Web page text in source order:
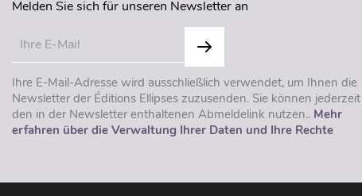
Melden Sie sich für unseren Newsletter an
Ihre E-Mail-Adresse wird ausschließlich verwendet, um Ihnen die
Newsletter der Éditions Ellipses zuzusenden. Sie können jederzeit
den in der Newsletter enthaltenen Abmeldelink nutzen.. Mehr
erfahren über die Verwaltung Ihrer Daten und Ihre Rechte